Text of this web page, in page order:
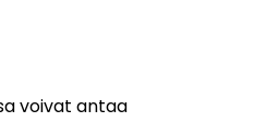
voivat antaa